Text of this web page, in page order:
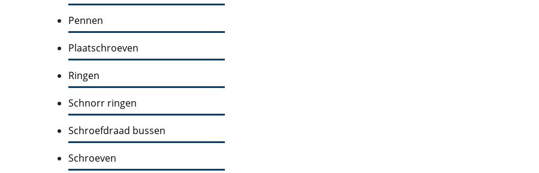
Pennen
Plaatschroeven
Ringen
Schnorr ringen
Schroefdraad bussen
Schroeven